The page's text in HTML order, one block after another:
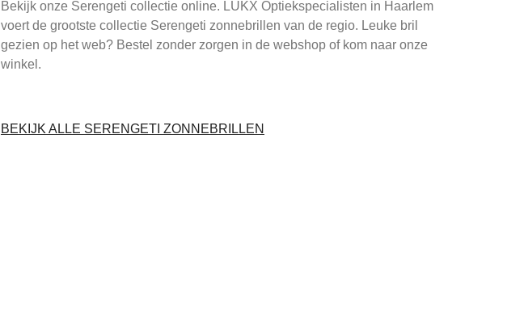
Bekijk onze Serengeti collectie online. LUKX Optiekspecialisten in Haarlem
voert de grootste collectie Serengeti zonnebrillen van de regio. Leuke bril
gezien op het web? Bestel zonder zorgen in de webshop of kom naar onze
winkel.
BEKIJK ALLE SERENGETI ZONNEBRILLEN